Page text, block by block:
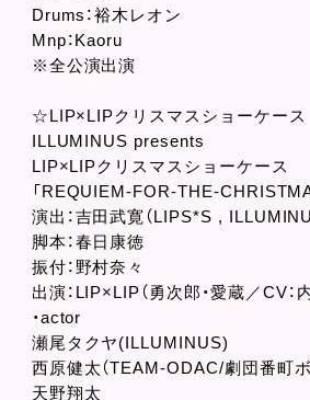
Drums：裕木レオン
Mnp：Kaoru
※全公演出演
☆LIP×LIPクリスマスショーケース
ILLUMINUS presents
LIP×LIPクリスマスショーケース
「REQUIEM-FOR-THE-
演出：吉田武寛（LIPS*S ,
脚本：春日康徳
振付：野村奈々
出演：LIP×LIP（勇次郎・愛蔵／CV：
・actor
瀬尾タクヤ(ILLUMINUS)
西原健太（TEAM-ODAC/劇団番町
天野翔太